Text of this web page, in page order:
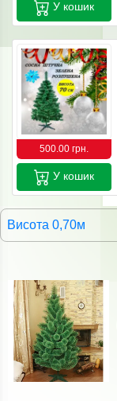
У кошик
500.00 грн.
У кошик
Висота 0,70м